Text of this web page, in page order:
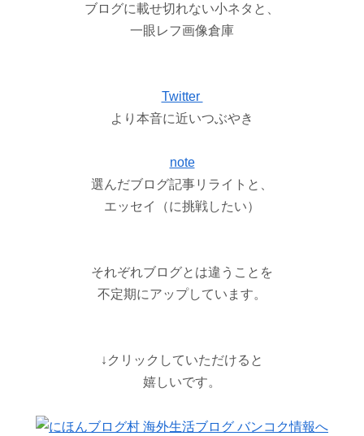
ブログに載せ切れない小ネタと、
一眼レフ画像倉庫
Twitter
より本音に近いつぶやき
note
選んだブログ記事リライトと、
エッセイ（に挑戦したい）
それぞれブログとは違うことを
不定期にアップしています。
↓ クリックしていただけると
嬉しいです。